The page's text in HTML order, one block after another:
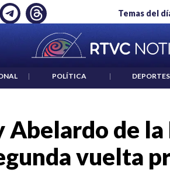
Temas del
CRIMEN": CARTA DE BETO CORAL
| POLÍTICA | DEPORTES
Abelardo de
vuelta